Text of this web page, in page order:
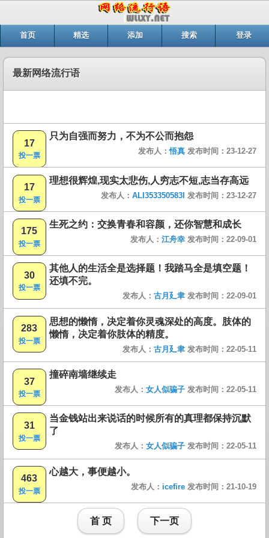
首页 精选 添加 搜索 登录
最新网络流行语
17
投一票
只为自强而努力，不为不公而抱怨
发布人：悟真 发布时间：23-12-27
17
投一票
理想很辉煌,现实太悲伤,人穷志不短,志当存高远
发布人： ALI353350583I 发布时间：23-12-27
175
投一票
生死之约：交换青春和容颜，还你智慧和成长
发布人： 江舟幸 发布时间：22-09-01
30
投一票
其他人的生活全是选择题！我踏马全是填空题！
还填不完。
发布人： 古月廴聿 发布时间：22-09-01
283
投一票
思想的懒惰，决定着你灵魂深处的高度。肢体的
懒惰，决定着你肢体的精度。
发布人： 古月廴聿 发布时间：22-05-11
37
投一票
撞碎南墙继续走
发布人： 女人似骗子 发布时间：22-05-11
31
投一票
当金钱站出来说话的时候所有的真理都保持沉默
了
发布人： 女人似骗子 发布时间：22-05-11
463
投一票
心越大，事便越小。
发布人： icefire 发布时间：21-10-19
首 页 下一页